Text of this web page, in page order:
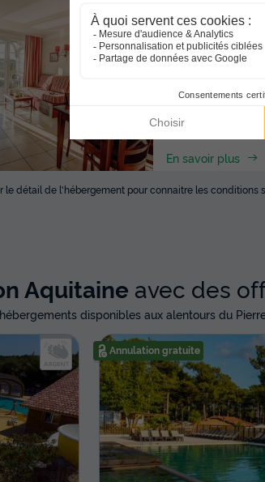
Surface
59m²
Adultes
Animaux autorisés *
En savoir plus
le détail de l'hébergement pour connaitre les conditions
Aquitaine avec des
disponibles aux alentours du
Annulation gratuite